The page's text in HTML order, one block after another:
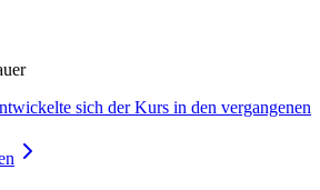
sich der Kurs in den vergangenen